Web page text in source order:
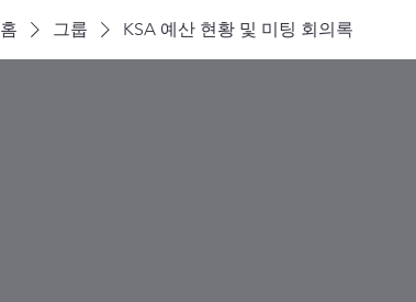
홈 그룹 KSA 예산 현황 및 미팅 회의록